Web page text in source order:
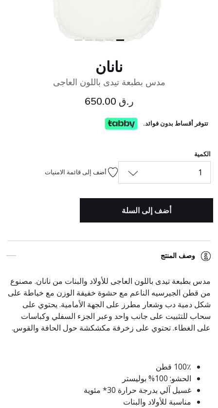
نانان
مدس بطبعة تيدى باللون العاجى
ر.ق 650.00
تتوفر أقساط بدون فوائد.
الكمية
1 أضف إلى قائمة الامنيات
أضف إلى السلة
وصف المنتج
مدس بطبعة تيدى باللون العاجى للأولاد والبنات من نانان. مصنوع
من قطن الجيرسيه الناعم مع حشوة خفيفة الوزن مع خياطة على
شكل دمية دب وشعار مطرز على الجهة الأمامية. يحتوي على
سحاب للتثبيت على جانب واحد وعبر الجزء السفلي وكباسات
على الغطاء. تحتوي على زخرفة مكشكشة حول الحافة والقوس.
100٪ قطن
الحشو: 100% بوليستر
غسيل آلي بدرجة حرارة 30* مئوية
مناسبة للأولاد والبنات